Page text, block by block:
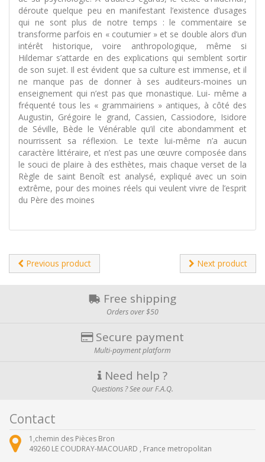
déroute quelque peu en manifestant l’existence d’usages
qui ne sont plus de notre temps : le commentaire se
transforme parfois en « coutumier » et se double alors d’un
intérêt historique, voire anthropologique, même si
Hildemar s’attarde en des explications qui semblent sortir
de son sujet. Il est évident que sa culture est immense, et il
ne manque pas de donner à ses auditeurs-moines un
enseignement qui n’est pas que monastique. Lui- même a
fréquenté tous les « grammairiens » antiques, à côté des
Augustin, Grégoire le grand, Cassien, Cassiodore, Isidore
de Séville, Bède le Vénérable qu’il cite abondamment et
nourrissent sa réflexion. Le texte lui-même n’a aucun
caractère littéraire, et n’est pas une œuvre composée dans
le souci de plaire à des esthètes, mais chaque verset de la
Règle de saint Benoît est analysé, expliqué avec un soin
extrême, pour des moines réels qui veulent vivre de l’esprit
du Père des moines
Previous product Next product
Free shipping
Orders over $50
Secure payment
Multi-payment platform
Need help ?
Questions ? See our F.A.Q.
Contact
1,chemin des Pièces Bron
49260 LE COUDRAY-MACOUARD , France metropolitan